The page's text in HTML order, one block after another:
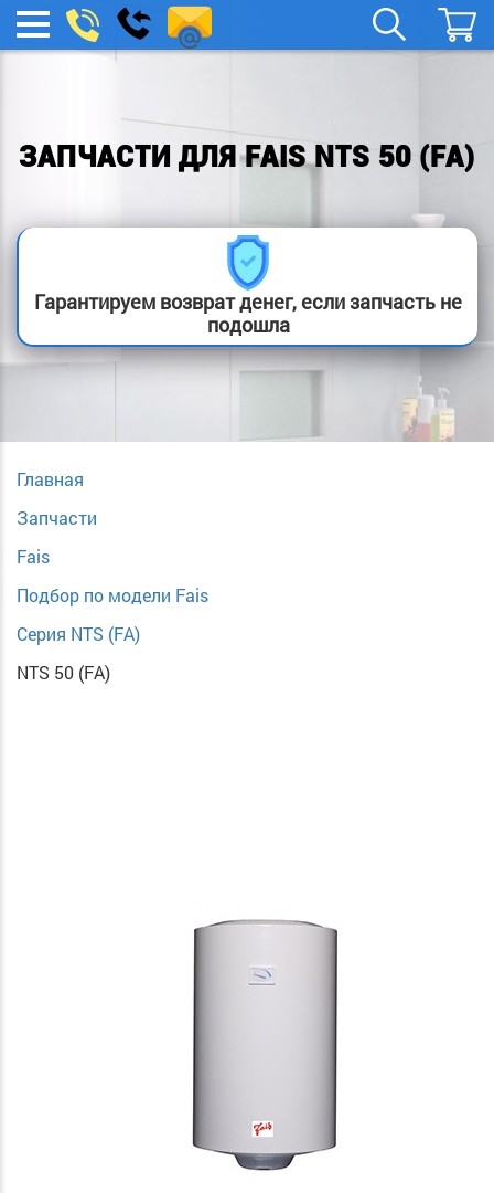
МЕНЮ
boylera@yandex.ru
Заказать
звонок
ЗАПЧАСТИ ДЛЯ FAIS NTS 50 (FA)
Гарантируем возврат денег, если запчасть не
подошла
Главная
Запчасти
Fais
Подбор по модели Fais
Серия NTS (FA)
NTS 50 (FA)